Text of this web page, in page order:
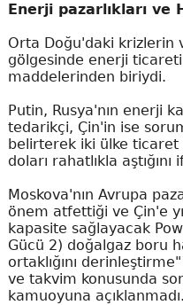
Enerji pazarlıkları ve
Orta Doğu'daki krizlerin
gölgesinde enerji
maddelerinden biriydi.
Putin, Rusya'nın enerji
tedarikçi, Çin'in ise
belirterek iki ülke ticaret
doları rahatlıkla
Moskova'nın Avrupa
önem atfettiği ve Çin'e
kapasite sağlayacak
Gücü 2) doğalgaz boru
ortaklığını
ve takvim konusunda
kamuoyuna açıklanmadı.